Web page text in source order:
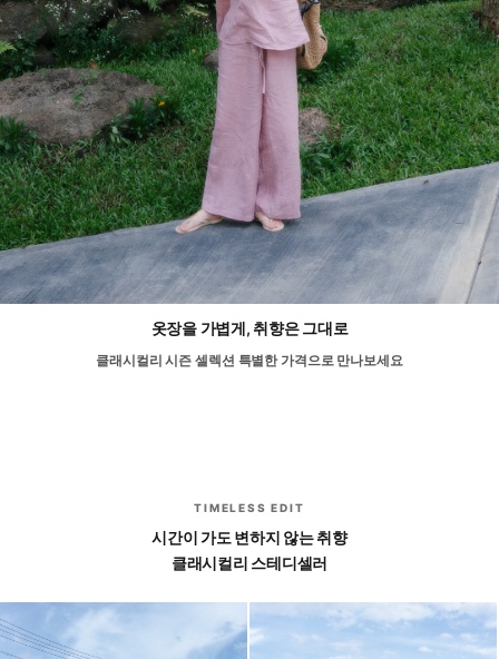
옷장을 가볍게, 취향은 그대로
클래시컬리 시즌 셀렉션 특별한 가격으로 만나보세요
TIMELESS EDIT
시간이 가도 변하지 않는 취향
클래시컬리 스테디셀러